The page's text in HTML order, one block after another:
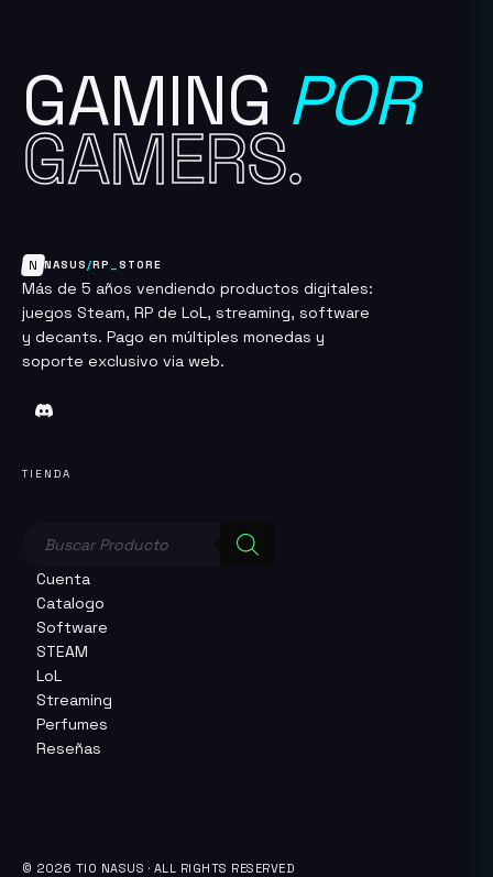
GAMING POR
GAMERS.
N NASUS/RP STORE
Más de 5 años vendiendo productos digitales:
juegos Steam, RP de LoL, streaming, software
y decants. Pago en múltiples monedas y
soporte exclusivo via web.
TIENDA
Cuenta
Catalogo
Software
STEAM
LoL
Streaming
Perfumes
Reseñas
© 2026 TIO NASUS · ALL RIGHTS RESERVED